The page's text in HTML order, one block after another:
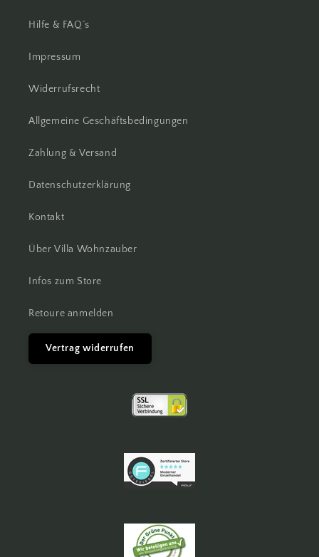
Hilfe & FAQ´s
Impressum
Widerrufsrecht
Allgemeine Geschäftsbedingungen
Zahlung & Versand
Datenschutzerklärung
Kontakt
Über Villa Wohnzauber
Infos zum Store
Retoure anmelden
Vertrag widerrufen